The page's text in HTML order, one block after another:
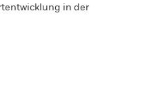
in der